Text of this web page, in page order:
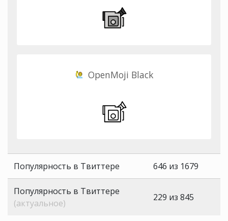
OpenMoji Black
Популярность в Твиттере 646 из 1679
Популярность в Твиттере
(актуальное)
229 из 845